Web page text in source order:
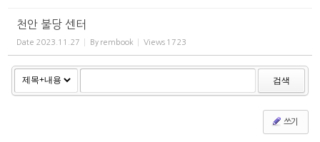
천안 불당 센터
Date 2023.11.27 By rembook Views 1723
검색
쓰기